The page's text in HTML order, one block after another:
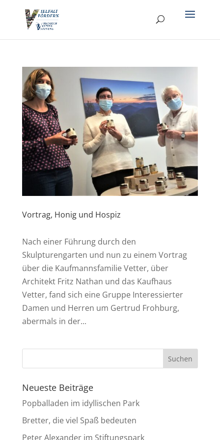
Vortrag, Honig und Hospiz
Nach einer Führung durch den
Skulpturengarten und nun zu einem Vortrag
über die Kaufmannsfamilie Vetter, über
Architekt Fritz Nathan und das Kaufhaus
Vetter, fand sich eine Gruppe Interessierter
Damen und Herren um Gertrud Frohburg,
abermals in der...
Neueste Beiträge
Popballaden im idyllischen Park
Bretter, die viel Spaß bedeuten
Peter Alexander im Stiftungspark